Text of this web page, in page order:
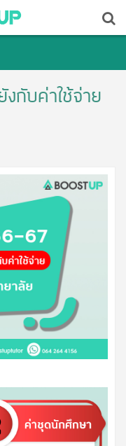
กับค่าใช้จ่าย